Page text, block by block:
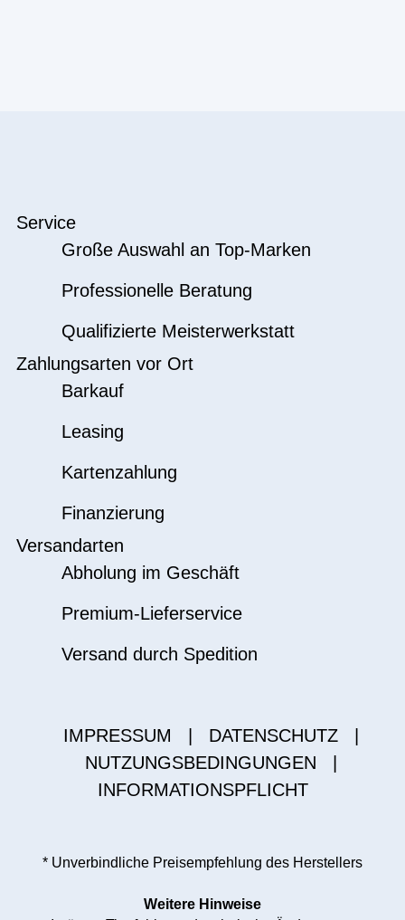
Service
Große Auswahl an Top-Marken
Professionelle Beratung
Qualifizierte Meisterwerkstatt
Zahlungsarten vor Ort
Barkauf
Leasing
Kartenzahlung
Finanzierung
Versandarten
Abholung im Geschäft
Premium-Lieferservice
Versand durch Spedition
IMPRESSUM DATENSCHUTZ
NUTZUNGSBEDINGUNGEN
INFORMATIONSPFLICHT
* Unverbindliche Preisempfehlung des Herstellers
Weitere Hinweise